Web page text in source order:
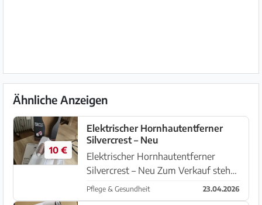
Ähnliche Anzeigen
10 €
Elektrischer Hornhautentferner
Silvercrest – Neu
Elektrischer Hornhautentferner
Silvercrest – Neu Zum Verkauf steht
ein neuwertiger, originalverpackter
elektrischer Hornhautentferner von
Pflege & Gesundheit 23.04.2026